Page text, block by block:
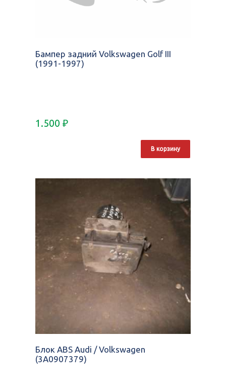
Бампер задний Volkswagen Golf III
(1991-1997)
1.500 ₽
В корзину
Блок ABS Audi / Volkswagen
(3A0907379)